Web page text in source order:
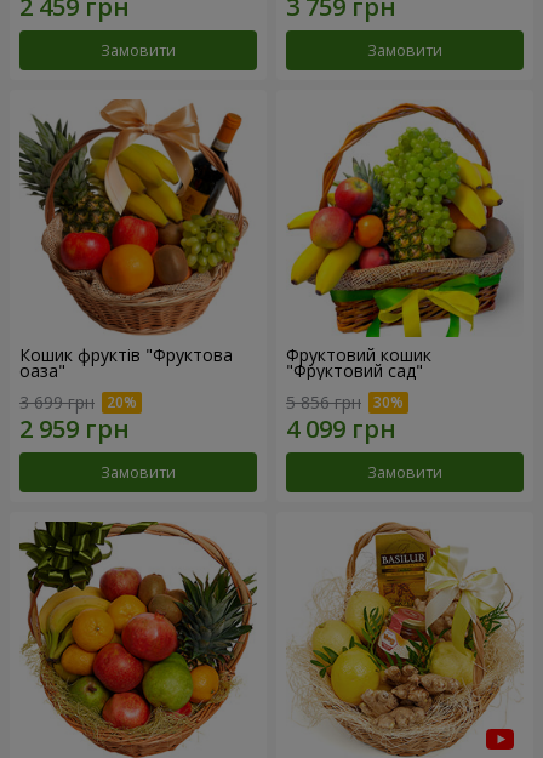
Замовити Замовити
Кошик фруктів "Фруктова
оаза"
3 699 грн
Замовити
Фруктовий кошик
"Фруктовий сад"
5 856 грн
Замовити